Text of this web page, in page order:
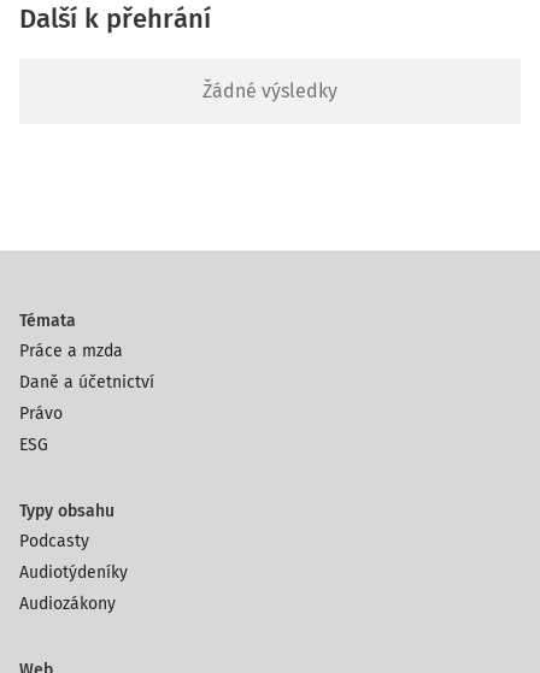
Další k přehrání
Žádné výsledky
Témata
Práce a mzda
Daně a účetnictví
Právo
ESG
Typy obsahu
Podcasty
Audiotýdeníky
Audiozákony